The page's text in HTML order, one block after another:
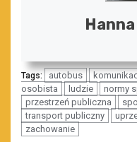
Tags: autobus
osobista
ludzie normy
przestrzeń publiczna
transport publiczny
zachowanie